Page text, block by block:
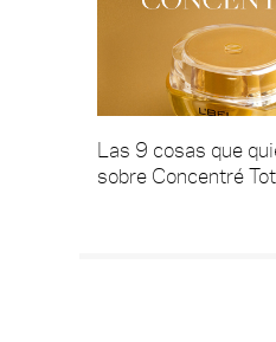
Las 9 cosas que
sobre Concentré